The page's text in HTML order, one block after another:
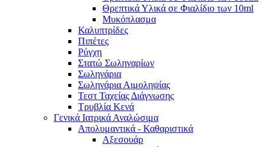
Θρεπτικά Υλικά σε Φιαλίδιο των 10ml
Μυκόπλασμα
Καλυπτρίδες
Πιπέτες
Ρύγχη
Στατώ Σωληναρίων
Σωληνάρια
Σωληνάρια Αιμοληψίας
Τεστ Ταχείας Διάγνωσης
Τρυβλία Κενά
Γενικά Ιατρικά Αναλώσιμα
Απολυμαντικά - Καθαριστικά
Αξεσουάρ